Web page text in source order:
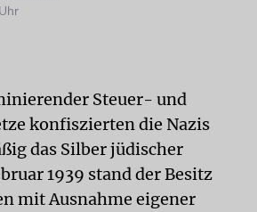
Steuer- und
konfiszierten die Nazis
das Silber jüdischer
1939 stand der Besitz
mit Ausnahme eigener